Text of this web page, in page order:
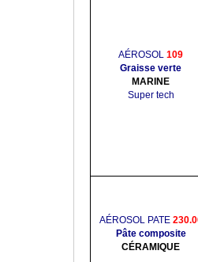
AÉROSOL 109
Graisse verte
MARINE
Super tech
AÉROSOL PATE
Pâte composite
CÉRAMIQUE